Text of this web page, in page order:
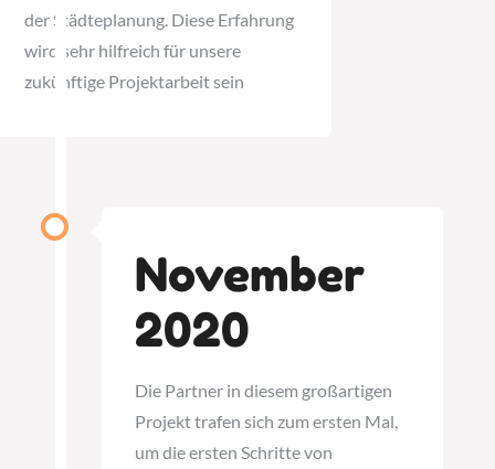
der Städteplanung. Diese Erfahrung
wird sehr hilfreich für unsere
zukünftige Projektarbeit sein
November
2020
Die Partner in diesem großartigen
Projekt trafen sich zum ersten Mal,
um die ersten Schritte von